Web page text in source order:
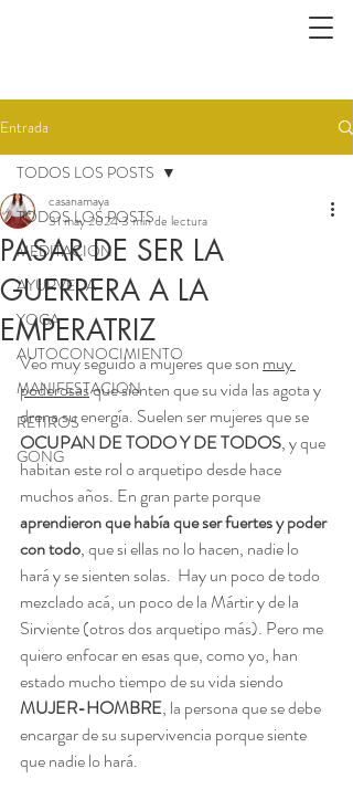
Entrada
TODOS LOS POSTS
MEDITACION
AYURVEDA
YOGA
AUTOCONOCIMIENTO
MANIFESTACION
RETIROS
GONG
TODOS LOS POSTS
PASAR DE SER LA
GUERRERA A LA
EMPERATRIZ
casanamaya
31 may 20243 min de lectura
Veo muy seguido a mujeres que son muy
poderosas que sienten que su vida las agota y
drena su energía. Suelen ser mujeres que se
OCUPAN DE TODO Y DE TODOS, y que
habitan este rol o arquetipo desde hace
muchos años. En gran parte porque
aprendieron que había que ser fuertes y poder
con todo, que si ellas no lo hacen, nadie lo
hará y se sienten solas.  Hay un poco de todo
mezclado acá, un poco de la Mártir y de la
Sirviente (otros dos arquetipo más). Pero me
quiero enfocar en esas que, como yo, han
estado mucho tiempo de su vida siendo
MUJER-HOMBRE, la persona que se debe
encargar de su supervivencia porque siente
que nadie lo hará.